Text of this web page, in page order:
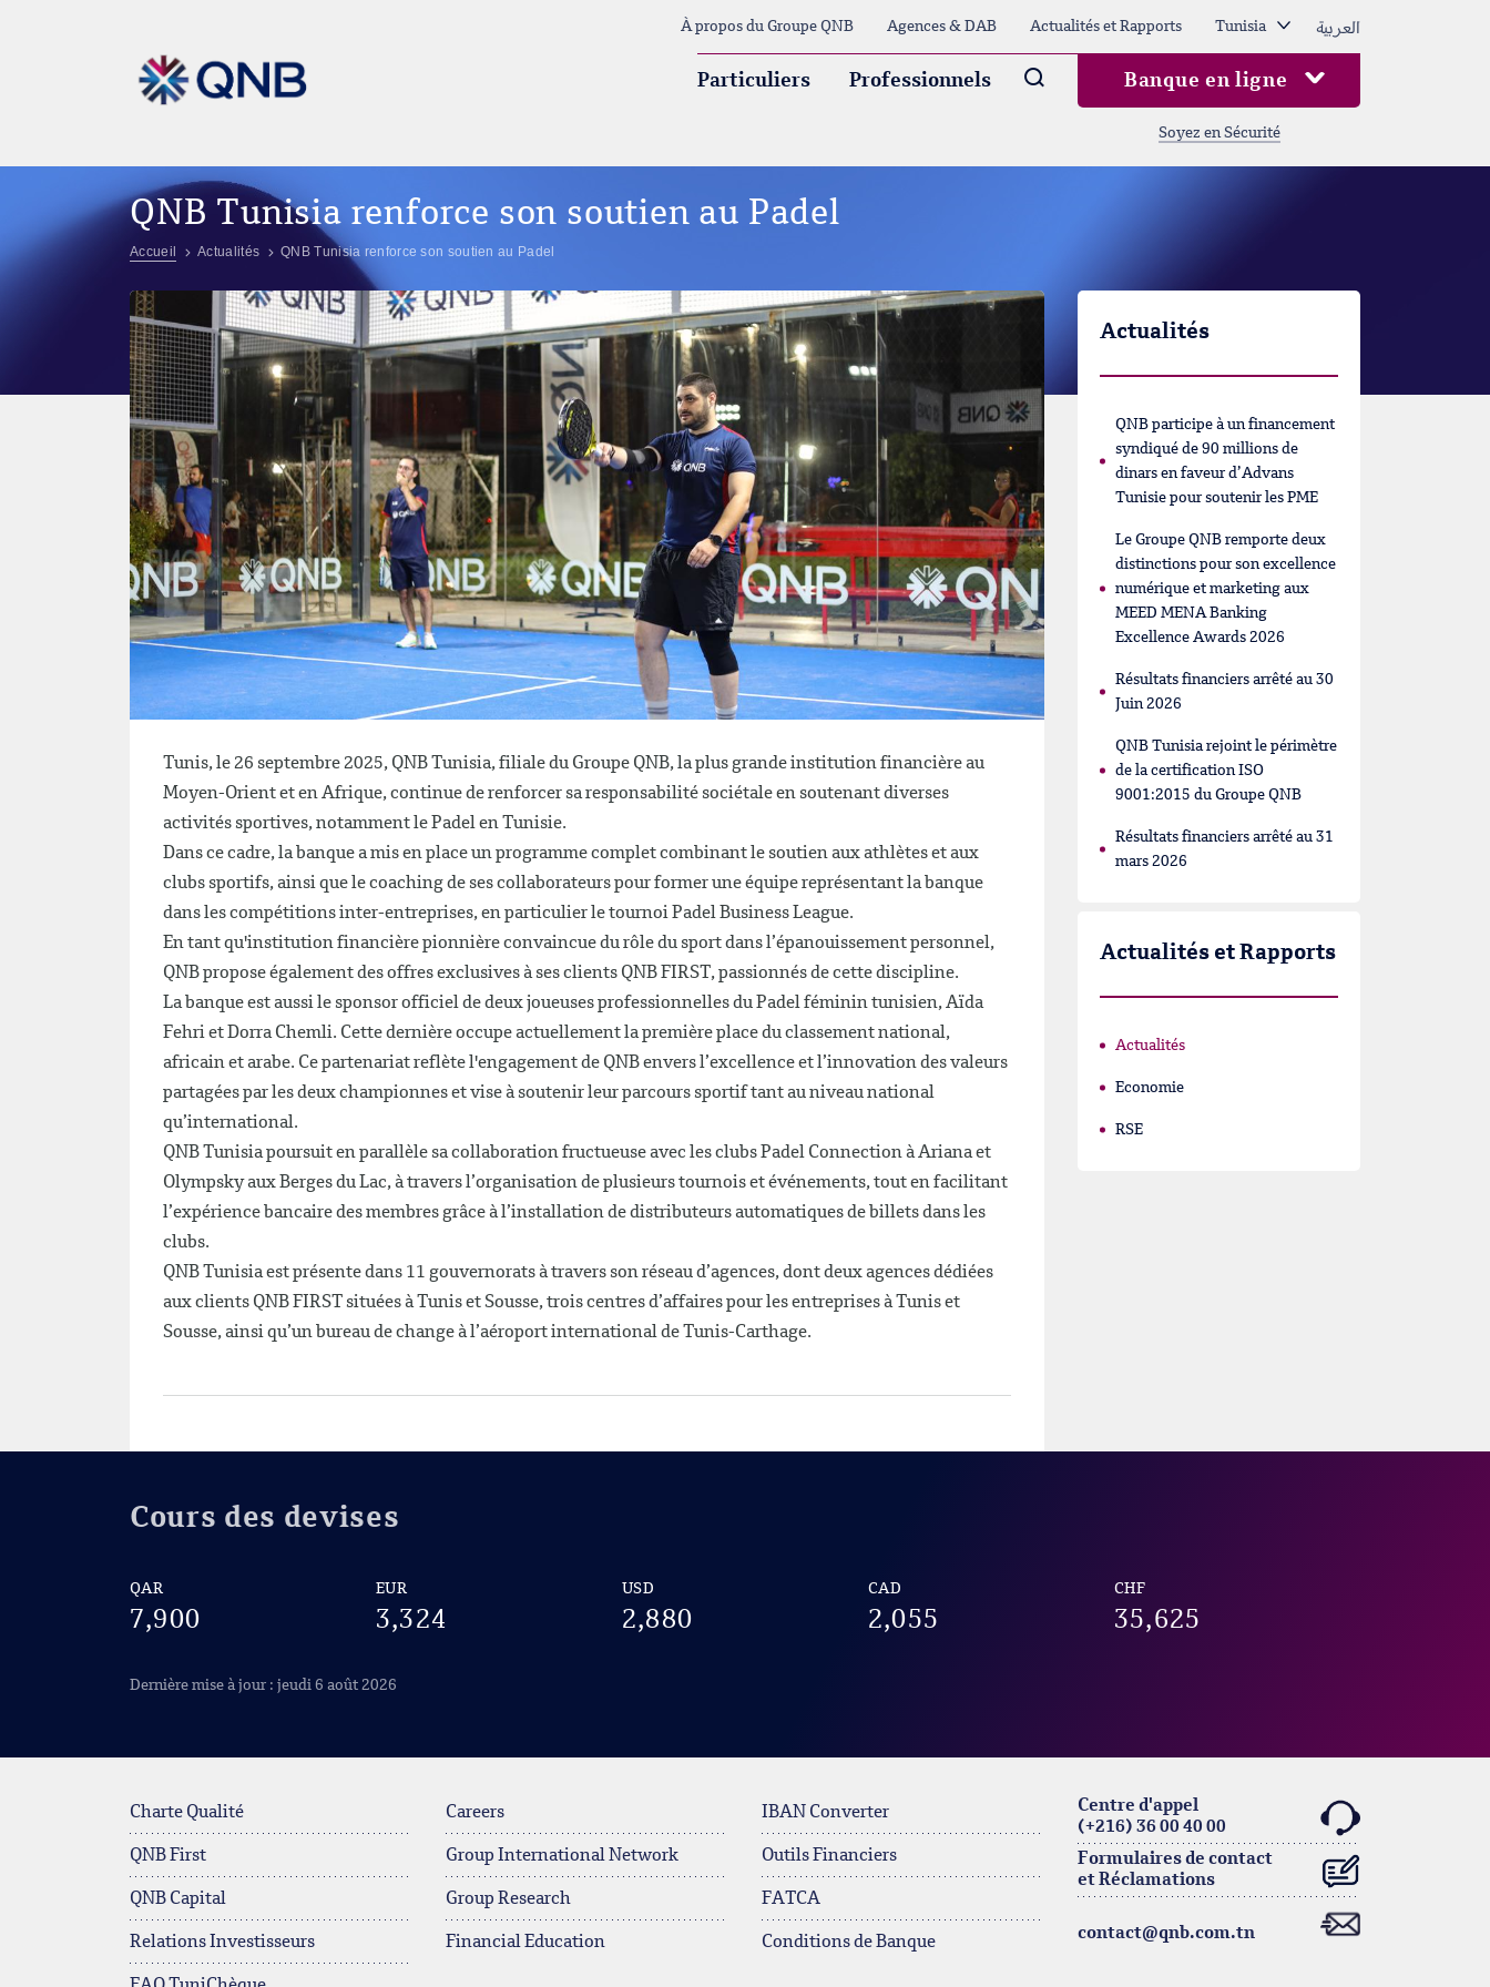
À propos du Groupe QNB Agences & DAB Actualités et Rapports Tunisia العربية
Particuliers Professionnels Arama Banque en ligne
Soyez en Sécurité
QNB Tunisia renforce son soutien au Padel
Accueil Actualités QNB Tunisia renforce son soutien au Padel
Tunis, le 26 septembre 2025, QNB Tunisia, filiale du Groupe QNB, la plus grande institution financière au
Moyen-Orient et en Afrique, continue de renforcer sa responsabilité sociétale en soutenant diverses
activités sportives, notamment le Padel en Tunisie.
Dans ce cadre, la banque a mis en place un programme complet combinant le soutien aux athlètes et aux
clubs sportifs, ainsi que le coaching de ses collaborateurs pour former une équipe représentant la banque
dans les compétitions inter-entreprises, en particulier le tournoi Padel Business League.
En tant qu'institution financière pionnière convaincue du rôle du sport dans l’épanouissement personnel,
QNB propose également des offres exclusives à ses clients QNB FIRST, passionnés de cette discipline.
La banque est aussi le sponsor officiel de deux joueuses professionnelles du Padel féminin tunisien, Aïda
Fehri et Dorra Chemli. Cette dernière occupe actuellement la première place du classement national,
africain et arabe. Ce partenariat reflète l'engagement de QNB envers l’excellence et l’innovation des valeurs
partagées par les deux championnes et vise à soutenir leur parcours sportif tant au niveau national
qu’international.
QNB Tunisia poursuit en parallèle sa collaboration fructueuse avec les clubs Padel Connection à Ariana et
Olympsky aux Berges du Lac, à travers l’organisation de plusieurs tournois et événements, tout en facilitant
l’expérience bancaire des membres grâce à l’installation de distributeurs automatiques de billets dans les
clubs.
QNB Tunisia est présente dans 11 gouvernorats à travers son réseau d’agences, dont deux agences dédiées
aux clients QNB FIRST situées à Tunis et Sousse, trois centres d’affaires pour les entreprises à Tunis et
Sousse, ainsi qu’un bureau de change à l’aéroport international de Tunis-Carthage.
Actualités
QNB participe à un financement
syndiqué de 90 millions de
dinars en faveur d’Advans
Tunisie pour soutenir les PME
Le Groupe QNB remporte deux
distinctions pour son excellence
numérique et marketing aux
MEED MENA Banking
Excellence Awards 2026
Résultats financiers arrêté au 30
Juin 2026
QNB Tunisia rejoint le périmètre
de la certification ISO
9001:2015 du Groupe QNB
Résultats financiers arrêté au 31
mars 2026
Actualités et Rapports
Actualités
Economie
RSE
Cours des devises
QAR
7,900
EUR
3,324
USD
2,880
CAD
2,055
CHF
35,625
Dernière mise à jour : jeudi 6 août 2026
Charte Qualité
QNB First
QNB Capital
Relations Investisseurs
Careers
Group International Network
Group Research
Financial Education
IBAN Converter
Outils Financiers
FATCA
Conditions de Banque
Centre d'appel
(+216) 36 00 40 00
Formulaires de contact
et Réclamations
contact@qnb.com.tn